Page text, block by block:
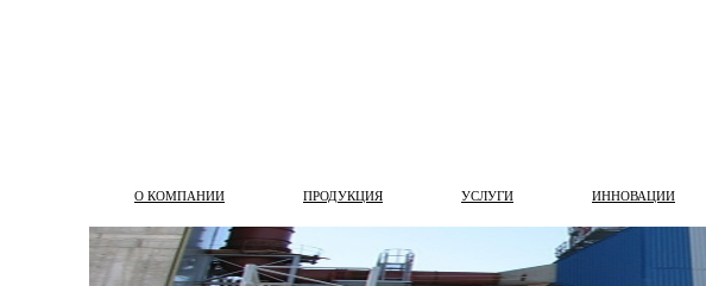
О КОМПАНИИ ПРОДУКЦИЯ УСЛУГИ ИННОВАЦИИ